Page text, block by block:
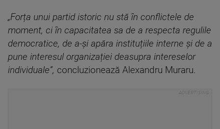
„Forța unui partid istoric nu stă în conflictele de
moment, ci în capacitatea sa de a respecta regulile
democratice, de a-și apăra instituțiile interne și de a
pune interesul organizației deasupra intereselor
individuale”, concluzionează Alexandru Muraru.